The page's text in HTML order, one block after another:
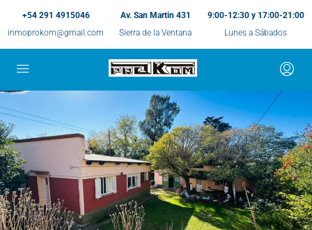
+54 291 4915046
inmoprokom@gmail.com
Av. San Martin 431
Sierra de la Ventana
9:00-12:30 y 17:00-21:00
Lunes a Sábados